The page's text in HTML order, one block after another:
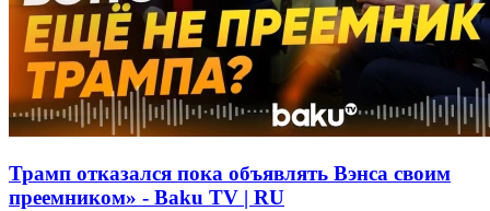
Трамп отказался пока объявлять Вэнса своим
преемником» - Baku TV | RU